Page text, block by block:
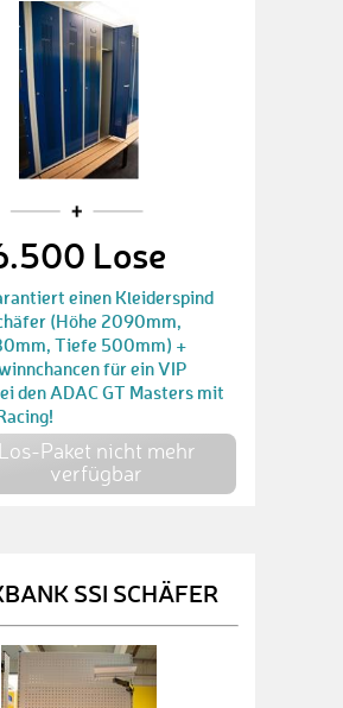
Lose
einen Kleiderspind
(Höhe 2090mm,
Tiefe 500mm) +
für ein VIP
den ADAC GT Masters mit
Los-Paket nicht mehr
verfügbar
SSI SCHÄFER